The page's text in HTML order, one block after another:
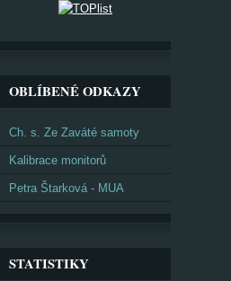
OBLÍBENÉ ODKAZY
Ch. s. Ze Zaváté samoty
Kalibrace monitorů
Petra Štarková - MUA
STATISTIKY